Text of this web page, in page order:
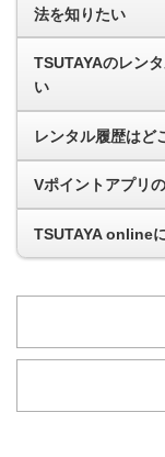
法を知りたい
TSUTAYAのレン
い
レンタル履歴はど
Vポイントアプリ
TSUTAYA online